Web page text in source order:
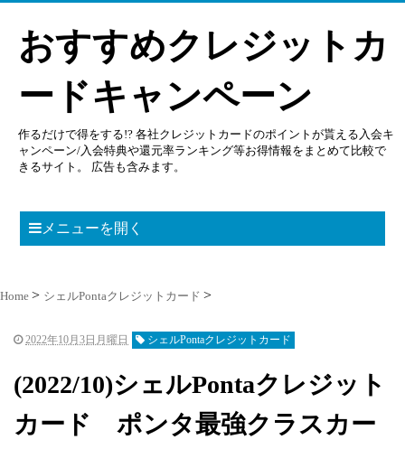
おすすめクレジットカ
ードキャンペーン
作るだけで得をする!? 各社クレジットカードのポイントが貰える入会キ
ャンペーン/入会特典や還元率ランキング等お得情報をまとめて比較で
きるサイト。 広告も含みます。
メニューを開く
Home シェルPontaクレジットカード
2022年10月3日月曜日 シェルPontaクレジットカード
(2022/10)シェルPontaクレジット
カード ポンタ最強クラスカー